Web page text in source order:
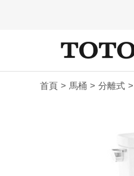
首頁 馬桶 分離式